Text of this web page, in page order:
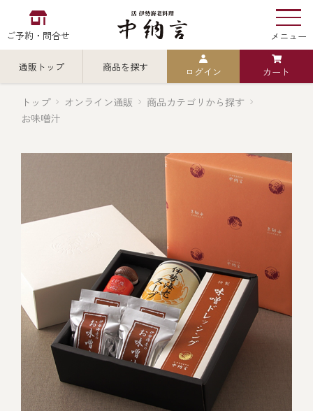
ご予約・問合せ メニュー
中納言の お食い初め
用途・シーン
ご結婚式 1.5次会・
二次会
レストラン
オンライン通販
(造り/焼物/蒸し/ボイル伊勢海老)
弁当宅配・仕出し
通販トップ 商品を探す
全ての商品を見る
全ての商品を見る
お造り（お刺身）
焼物
蒸し
ごちそう重
全ての商品を見る
ごちそう重
還暦重
おせち
全ての商品を見る
生おせち
海鮮鍋
海鮮ＢＢＱ
ログイン カート
トップ オンライン通販
商品カテゴリから探す
お味噌汁